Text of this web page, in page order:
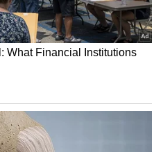
ఇలాంటి నిబంధనలు
బలహీనులు” అన్న
తెలిపింది. రుతుక్రమం
అవసరమే అయినా దాన్ని
ప్రత్యేక చట్టాలు చేయడం
అభిప్రాయపడింది.